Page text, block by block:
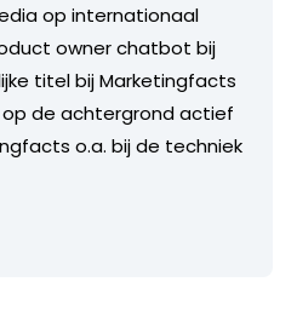
op internationaal
owner chatbot bij
titel bij Marketingfacts
op de achtergrond actief
o.a. bij de techniek